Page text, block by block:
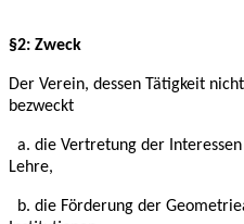
§2: Zweck
Der Verein, dessen Tätigkeit
bezweckt
a. die Vertretung der
Lehre,
b. die Förderung der